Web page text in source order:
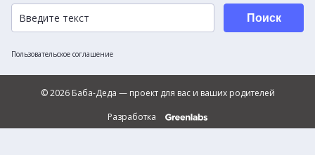
Пользовательское соглашение
Поиск
© 2026 Баба-Деда — проект для вас и ваших родителей
Разработка